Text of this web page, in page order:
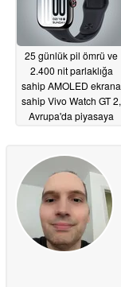
25 günlük pil ömrü ve
2.400 nit parlaklığa
sahip AMOLED ekrana
sahip Vivo Watch GT 2,
Avrupa'da piyasaya